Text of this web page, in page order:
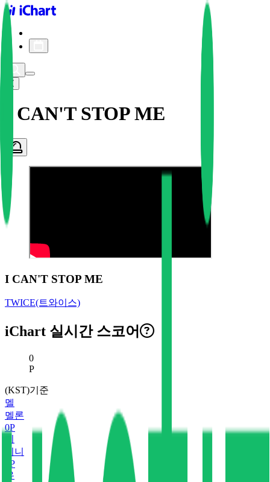
iChart logo
I CAN'T STOP ME
I CAN'T STOP ME
TWICE(트와이스)
iChart 실시간 스코어
현재 스코어
0
P
(KST)기준
멜
멜론
0P
지니
P
유